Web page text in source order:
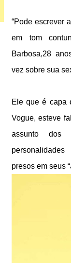
“Pode escrever
em tom
Barbosa,28
vez sobre sua
Ele que é capa
Vogue, esteve
assunto dos
presos em seus